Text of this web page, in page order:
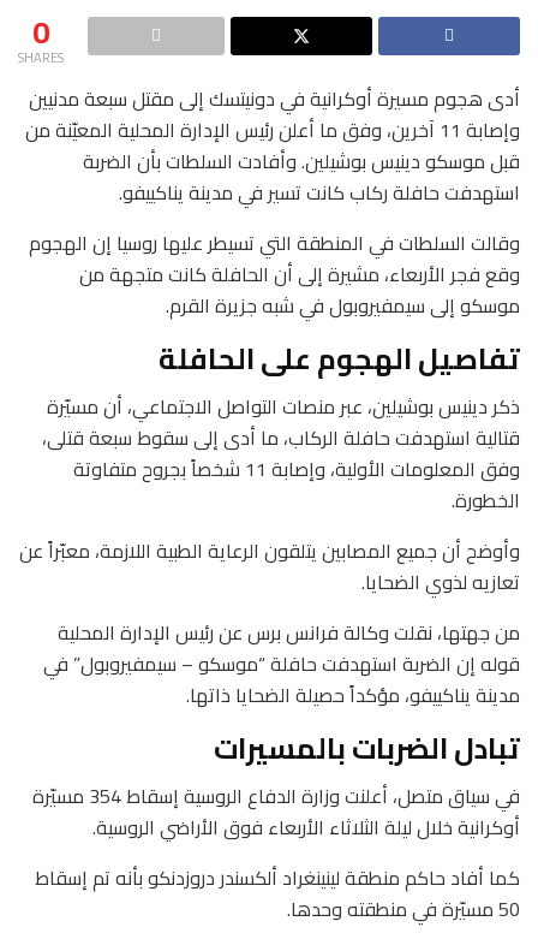
0
SHARES
أدى هجوم مسيرة أوكرانية في دونيتسك إلى مقتل سبعة مدنيين
وإصابة 11 آخرين، وفق ما أعلن رئيس الإدارة المحلية المعيّنة من
قبل موسكو دينيس بوشيلين. وأفادت السلطات بأن الضربة
استهدفت حافلة ركاب كانت تسير في مدينة يناكييفو.
وقالت السلطات في المنطقة التي تسيطر عليها روسيا إن الهجوم
وقع فجر الأربعاء، مشيرة إلى أن الحافلة كانت متجهة من
موسكو إلى سيمفيروبول في شبه جزيرة القرم.
تفاصيل الهجوم على الحافلة
ذكر دينيس بوشيلين، عبر منصات التواصل الاجتماعي، أن مسيّرة
قتالية استهدفت حافلة الركاب، ما أدى إلى سقوط سبعة قتلى،
وفق المعلومات الأولية، وإصابة 11 شخصاً بجروح متفاوتة
الخطورة.
وأوضح أن جميع المصابين يتلقون الرعاية الطبية اللازمة، معبّراً عن
تعازيه لذوي الضحايا.
من جهتها، نقلت وكالة فرانس برس عن رئيس الإدارة المحلية
قوله إن الضربة استهدفت حافلة “موسكو – سيمفيروبول” في
مدينة يناكييفو، مؤكداً حصيلة الضحايا ذاتها.
تبادل الضربات بالمسيرات
في سياق متصل، أعلنت وزارة الدفاع الروسية إسقاط 354 مسيّرة
أوكرانية خلال ليلة الثلاثاء الأربعاء فوق الأراضي الروسية.
كما أفاد حاكم منطقة لينينغراد ألكسندر دروزدنكو بأنه تم إسقاط
50 مسيّرة في منطقته وحدها.